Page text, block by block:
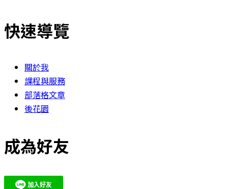
快速導覽
關於我
課程與服務
部落格文章
後花園
成為好友